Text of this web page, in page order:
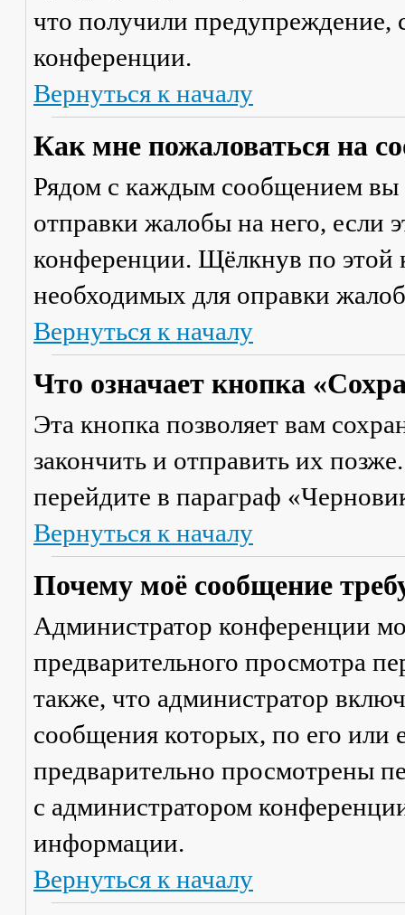
что получили предупреждение,
конференции.
Вернуться к началу
Как мне пожаловаться на
Рядом с каждым сообщением вы
отправки жалобы на него, если
конференции. Щёлкнув по этой
необходимых для оправки
Вернуться к началу
Что означает кнопка
Эта кнопка позволяет вам
закончить и отправить их
перейдите в параграф
Вернуться к началу
Почему моё сообщение
Администратор конференции
предварительного просмотра
также, что администратор
сообщения которых, по его
предварительно просмотрены
с администратором
информации.
Вернуться к началу